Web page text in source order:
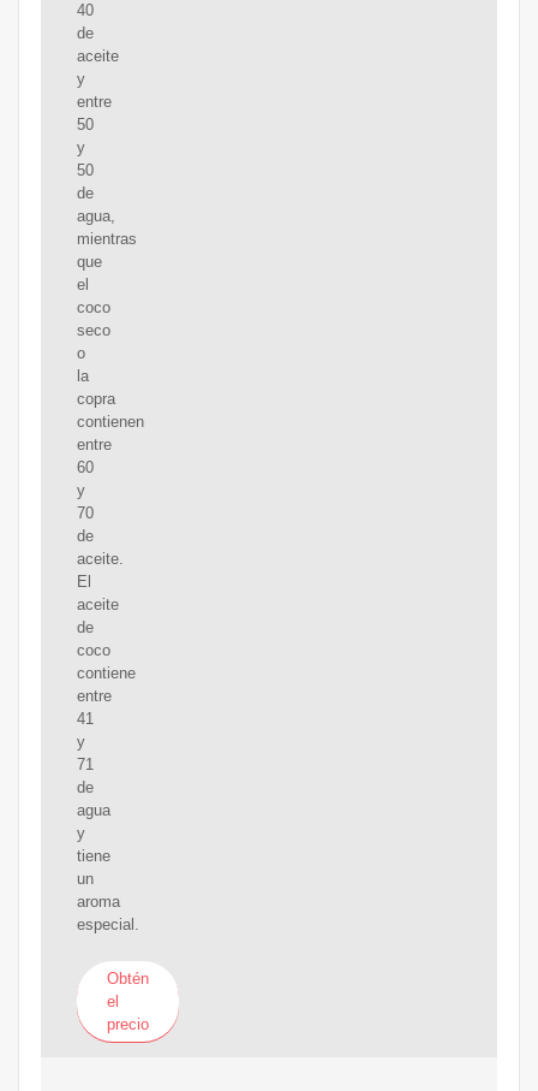
40
de
aceite
y
entre
50
y
50
de
agua,
mientras
que
el
coco
seco
o
la
copra
contienen
entre
60
y
70
de
aceite.
El
aceite
de
coco
contiene
entre
41
y
71
de
agua
y
tiene
un
aroma
especial.
Obtén
el
precio